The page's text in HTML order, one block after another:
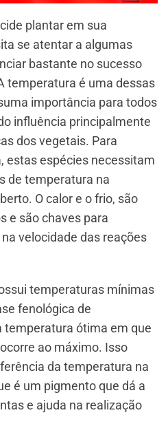
plantar em sua
se atentar a algumas
bastante no sucesso
temperatura é uma dessas
importância para todos
influência principalmente
dos vegetais. Para
estas espécies necessitam
de temperatura na
O calor e o frio, são
e são chaves para
velocidade das reações
temperaturas mínimas
fenológica de
ótima em que
ao máximo. Isso
da temperatura na
é um pigmento que dá a
e ajuda na realização